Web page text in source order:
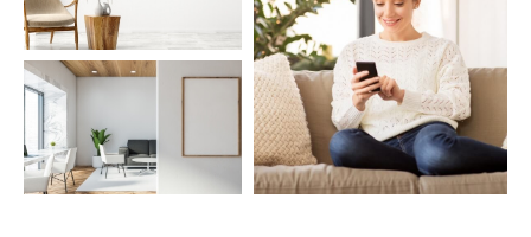
TERRASSE PARKING PISCINE
FILTRER PAR
COUPS DE COEUR
EXCLUSIVITÉS NOUVEAUTÉS